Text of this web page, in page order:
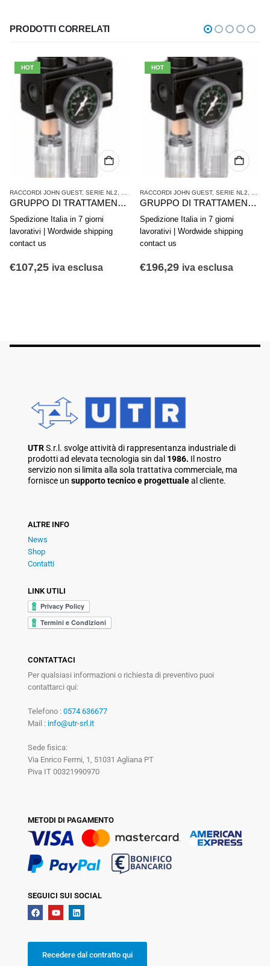
PRODOTTI CORRELATI
ARIA COMPRESSA
HOT
RACCORDI JOHN GUEST, SERIE NL2 TRATTAMENTO ARIA COMPRESSA
GRUPPO DI TRATTAMENTO ARIA IN 2 PARTI AVENTICS SERIE NL2-ACD 0821300400
Spedizione Italia in 7 giorni
lavorativi | Wordwide shipping
contact us
€107,25 iva esclusa
HOT
RACCORDI JOHN GUEST, SERIE NL2
GRUPPO DI TRATTAMENTO ARIA IN 2 PARTI AVENTICS SERIE NL2-ACD 0821300402
Spedizione Italia in 7 giorni
lavorativi | Wordwide shipping
contact us
€196,29 iva esclusa
UTRS.r.l. svolge attività di rappresentanza industriale di
prodotti ad elevata tecnologia sin dal 1986. Il nostro
servizio non si limita alla sola trattativa commerciale, ma
fornisce un supporto tecnico e progettualeal cliente.
ALTRE INFO
News
Shop
Contatti
LINK UTILI
CONTATTACI
Per qualsiasi informazioni o richiesta di preventivo puoi
contattarci qui:
Telefono : 0574 636677
Mail : info@utr-srl.it
Sede fisica:
Via Enrico Fermi, 1, 51031 Agliana PT
Piva IT 00321990970
METODI DI PAGAMENTO
SEGUICI SUI SOCIAL
Recedere dal contratto qui